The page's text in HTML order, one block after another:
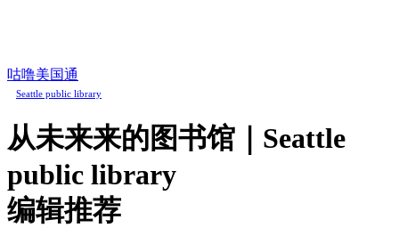
咕噜美国通
Seattle public library
从未来来的图书馆｜Seattle
public library
编辑推荐